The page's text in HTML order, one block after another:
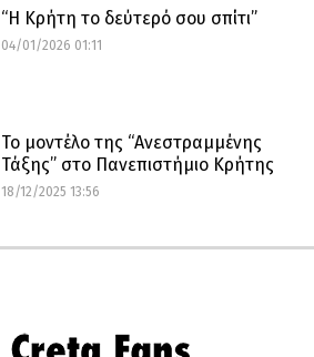
“Η Κρήτη το δεύτερό σου σπίτι”
04/01/2026 01:11
Το μοντέλο της “Ανεστραμμένης
Τάξης” στο Πανεπιστήμιο Κρήτης
18/12/2025 13:56